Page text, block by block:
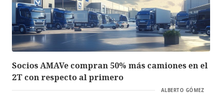
Socios AMAVe compran 50% más camiones en el
2T con respecto al primero
ALBERTO GÓMEZ